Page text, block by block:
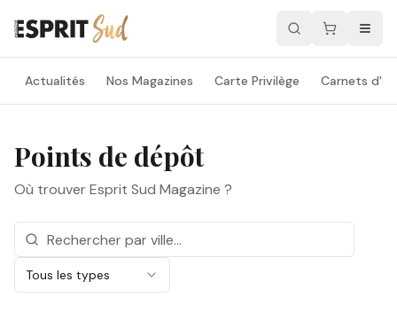
Actualités Nos Magazines Carte Privilège Carnets
Points de dépôt
Où trouver Esprit Sud Magazine ?
Tous les types